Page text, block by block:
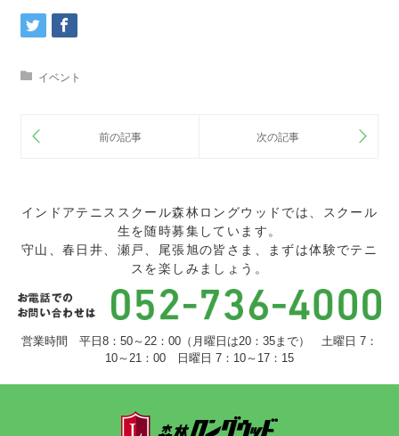
イベント
インドアテニススクール森林ロングウッドでは、スクール
生を随時募集しています。
守山、春日井、瀬戸、尾張旭の皆さま、まずは体験でテニ
スを楽しみましょう。
営業時間 平日8：50～22：00（月曜日は20：35まで） 土曜日 7：
10～21：00 日曜日 7：10～17：15